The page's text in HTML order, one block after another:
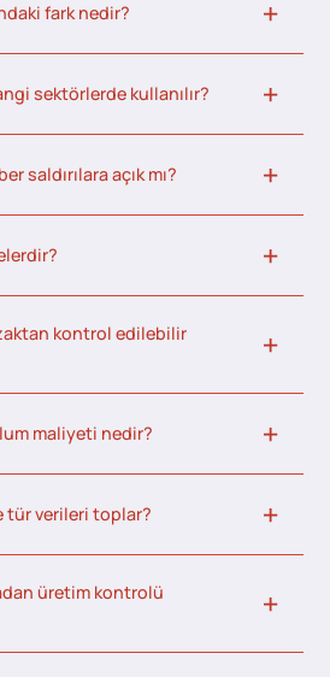
fark nedir?
sektörlerde kullanılır?
saldırılara açık mı?
kontrol edilebilir
maliyeti nedir?
tür verileri toplar?
üretim kontrolü